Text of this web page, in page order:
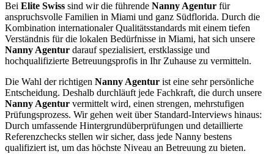
Bei Elite Swiss sind wir die führende Nanny Agentur für
anspruchsvolle Familien in Miami und ganz Südflorida. Durch die
Kombination internationaler Qualitätsstandards mit einem tiefen
Verständnis für die lokalen Bedürfnisse in Miami, hat sich unsere
Nanny Agentur darauf spezialisiert, erstklassige und
hochqualifizierte Betreuungsprofis in Ihr Zuhause zu vermitteln.
Die Wahl der richtigen Nanny Agentur ist eine sehr persönliche
Entscheidung. Deshalb durchläuft jede Fachkraft, die durch unsere
Nanny Agentur vermittelt wird, einen strengen, mehrstufigen
Prüfungsprozess. Wir gehen weit über Standard-Interviews hinaus:
Durch umfassende Hintergrundüberprüfungen und detaillierte
Referenzchecks stellen wir sicher, dass jede Nanny bestens
qualifiziert ist, um das höchste Niveau an Betreuung zu bieten.